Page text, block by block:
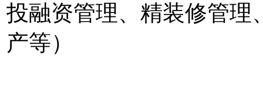
投融资管理、精装修管理
产等）